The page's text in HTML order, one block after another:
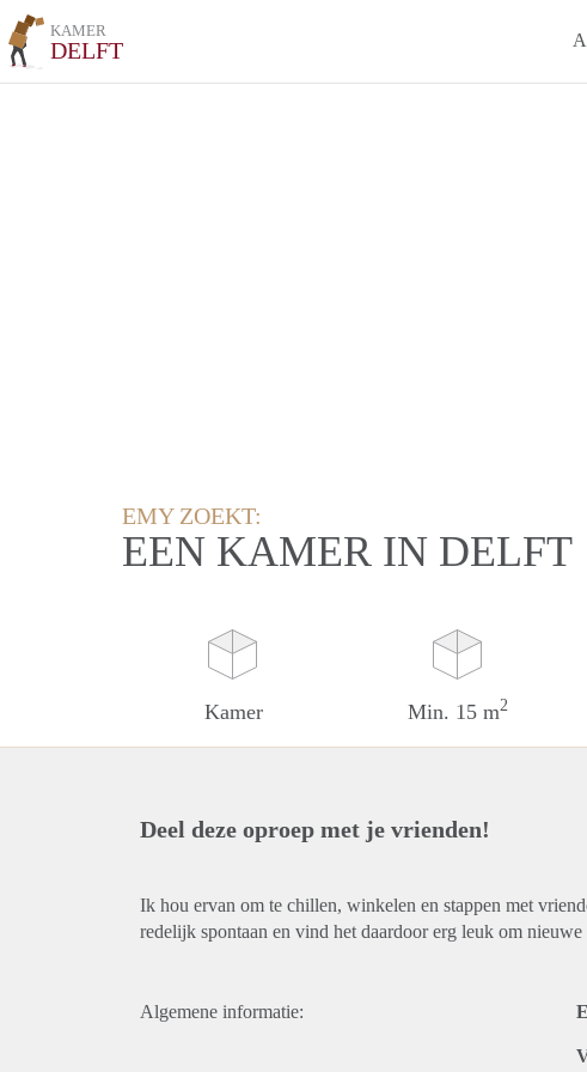
KAMER
DELFT
EMY ZOEKT:
EEN KAMER IN DELFT
Kamer Min. 15 m2
Deel deze oproep met je vrienden!
Ik hou ervan om te chillen, winkelen en stappen met
redelijk spontaan en vind het daardoor erg leuk om nieuwe
Algemene informatie: